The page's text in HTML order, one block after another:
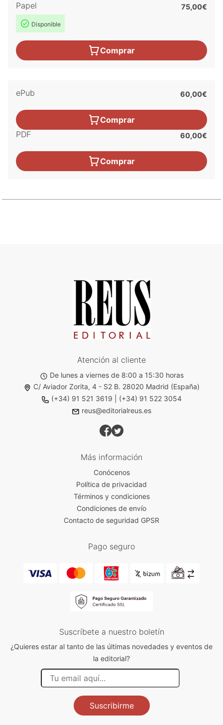
Papel
Disponible
75,00€
Comprar
ePub 60,00€
Comprar
PDF
60,00€
Comprar
Atención al cliente
De lunes a viernes de 8:00 a 15:30 horas
C/ Aviador Zorita, 4 - S2 B. 28020 Madrid (España)
(+34) 91 521 3619
(+34) 91 522 3054
reus@editorialreus.es
Más información
Conócenos
Política de privacidad
Términos y condiciones
Condiciones de envío
Contacto de seguridad GPSR
Pago seguro
Suscríbete a nuestro boletín
¿Quieres estar al tanto de las últimas novedades y eventos de
la editorial?
Suscribirme